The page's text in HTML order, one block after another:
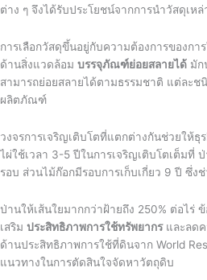
ต่าง ๆ จึงได้รับประโยชน์จากการนำวัสดุเ
การเลือกวัสดุขึ้นอยู่กับความต้องการของก
ด้านสิ่งแวดล้อม บรรจุภัณฑ์ย่อยสลายได้ มัก
สามารถย่อยสลายได้ตามธรรมชาติ แต่ละ
ผลิตภัณฑ์
วงจรการเจริญเติบโตที่แตกต่างกันช่วยให้ธุ
ไผ่ใช้เวลา 3-5 ปีในการเจริญเติบโตเต็มที่
รอบ ส่วนไม้ก๊อกมีรอบการเก็บเกี่ยว 9 ปี ซึ่ง
ป่านให้เส้นใยมากกว่าฝ้ายถึง 250% ต่อไร่
เสริม ประสิทธิภาพการใช้ทรัพยากรและลดค
ด้านประสิทธิภาพการใช้ที่ดินจาก World
แนวทางในการตัดสินใจจัดหาวัตถุดิบ